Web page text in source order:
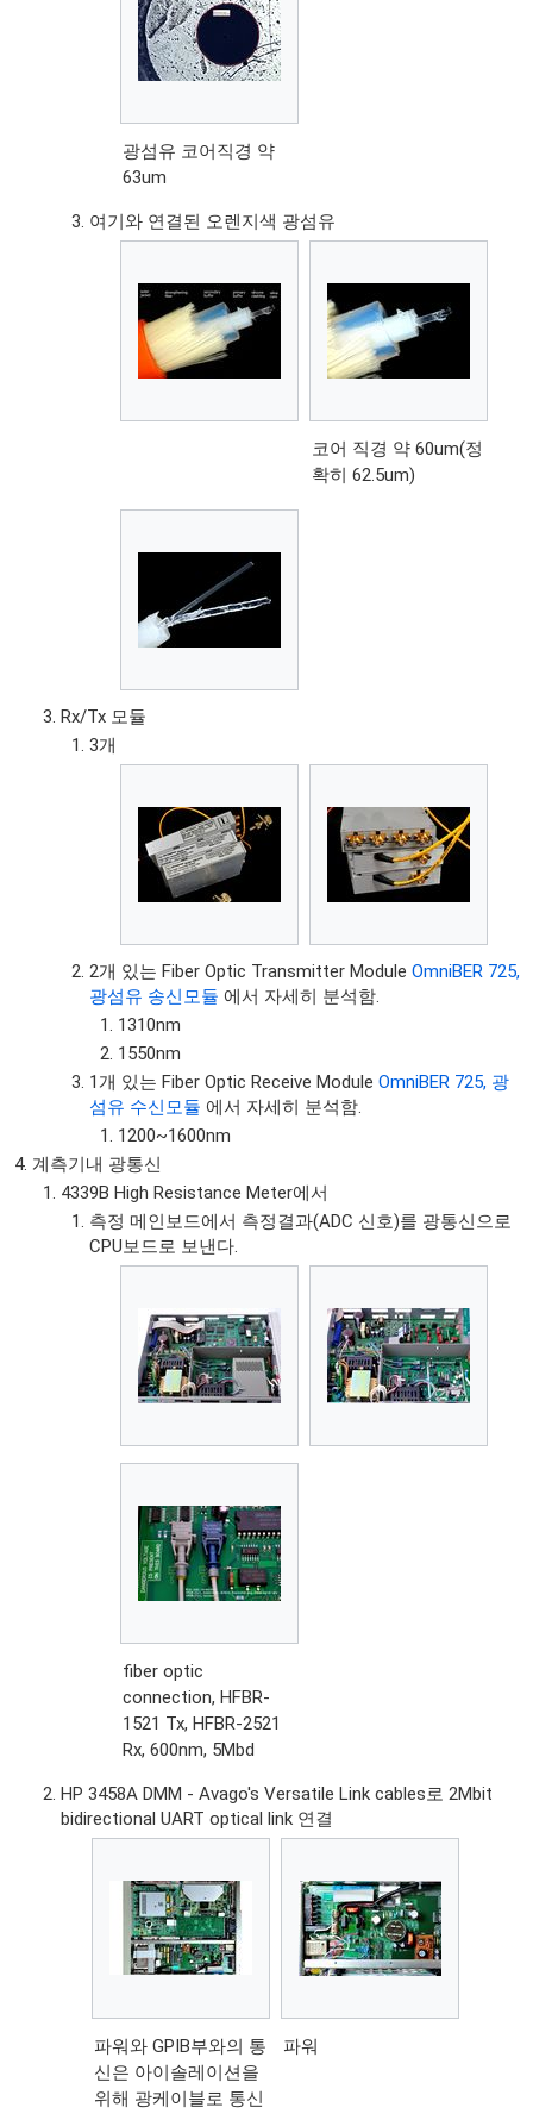
광섬유 코어직경 약
63um
여기와 연결된 오렌지색 광섬유
코어 직경 약 60um(정
확히 62.5um)
Rx/Tx 모듈
3개
2개 있는 Fiber Optic Transmitter ModuleOmniBER 725,
광섬유 송신모듈 에서 자세히 분석함.
1310nm
1550nm
1개 있는 Fiber Optic Receive ModuleOmniBER 725, 광
섬유 수신모듈 에서 자세히 분석함.
1200~1600nm
계측기내 광통신
4339B High Resistance Meter에서
측정 메인보드에서 측정결과(ADC 신호)를 광통신으로
CPU보드로 보낸다.
fiber optic
connection, HFBR-
1521 Tx, HFBR-2521
Rx, 600nm, 5Mbd
HP 3458A DMM - Avago's Versatile Link cables로 2Mbit
bidirectional UART optical link 연결
파워와 GPIB부와의 통
신은 아이솔레이션을
위해 광케이블로 통신
파워